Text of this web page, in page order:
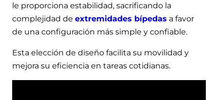
le proporciona estabilidad, sacrificando la
complejidad de extremidades bípedas a favor
de una configuración más simple y confiable.
Esta elección de diseño facilita su movilidad y
mejora su eficiencia en tareas cotidianas.